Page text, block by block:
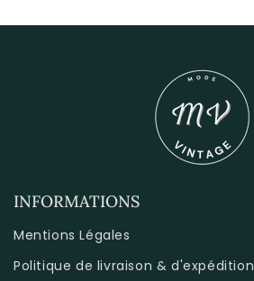
INFORMATIONS
Mentions Légales
Politique de livraison & d'expédition